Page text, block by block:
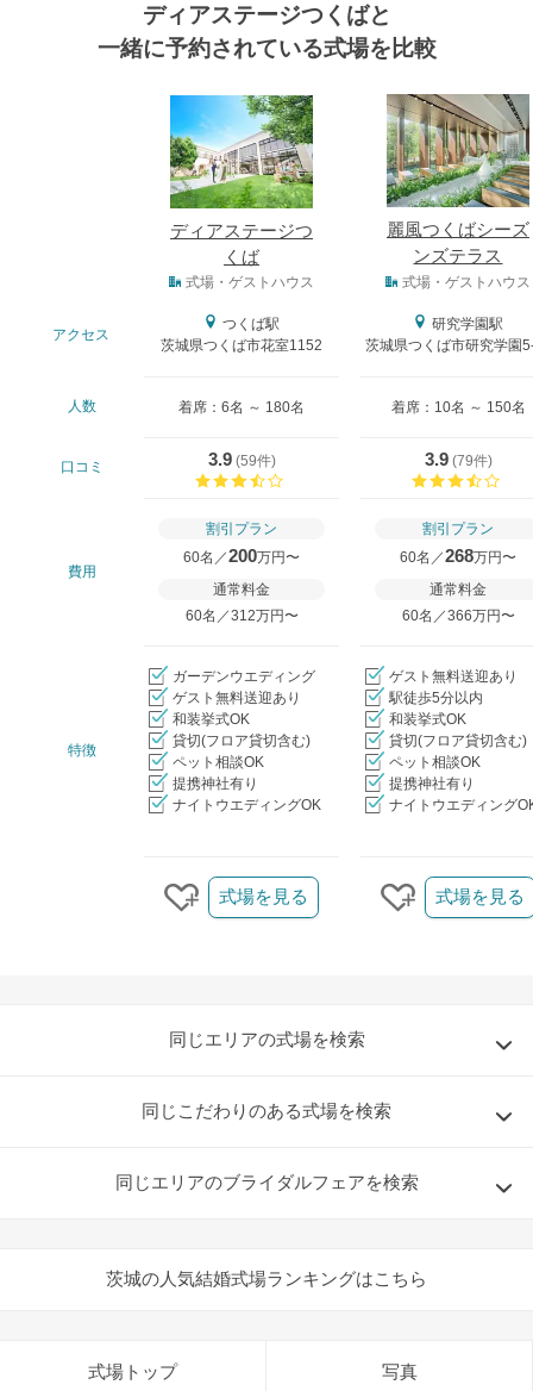
ディアステージつくばと
一緒に予約されている式場を比較
ディアステージつ
くば
麗風つくばシーズ
ンズテラス
式場・ゲストハウス 式場・ゲストハウス
アクセス
つくば駅
茨城県つくば市花室1152
研究学園駅
茨城県つくば市研究学園
人数 着席：6名 ～ 180名 着席：10名 ～ 150名
口コミ 3.9(59件)
3.9(79件)
費用
割引プラン
60名／200万円〜
通常料金
60名／312万円〜
割引プラン
60名／268万円〜
通常料金
60名／366万円〜
特徴
ガーデンウエディング
ゲスト無料送迎あり
和装挙式OK
貸切(フロア貸切含む)
ペット相談OK
提携神社有り
ナイトウエディングOK
ゲスト無料送迎あり
駅徒歩5分以内
和装挙式OK
貸切(フロア貸切含む)
ペット相談OK
提携神社有り
ナイトウエディング
クリップする
式場を見る
クリップする
式場を見る
同じエリアの式場を検索
同じこだわりのある式場を検索
同じエリアのブライダルフェアを検索
茨城の人気結婚式場ランキングはこちら
式場トップ 写真